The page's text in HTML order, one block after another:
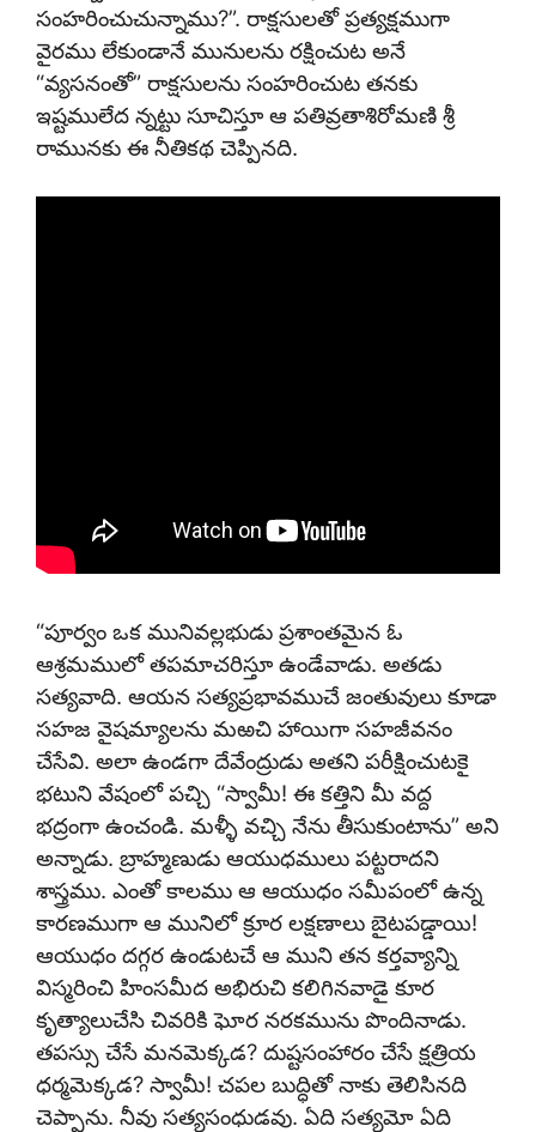
సంహరించుచున్నాము?”. రాక్షసులతో ప్రత్యక్షముగా
వైరము లేకుండానే మునులను రక్షించుట అనే
“వ్యసనంతో” రాక్షసులను సంహరించుట తనకు
ఇష్టములేద న్నట్టు సూచిస్తూ ఆ పతివ్రతాశిరోమణి శ్రీ
రామునకు ఈ నీతికథ చెప్పినది.
“పూర్వం ఒక మునివల్లభుడు ప్రశాంతమైన ఓ
ఆశ్రమములో తపమాచరిస్తూ ఉండేవాడు. అతడు
సత్యవాది. ఆయన సత్యప్రభావముచే జంతువులు కూడా
సహజ వైషమ్యాలను మఱచి హాయిగా సహజీవనం
చేసేవి. అలా ఉండగా దేవేంద్రుడు అతని పరీక్షించుటకై
భటుని వేషంలో పచ్చి “స్వామీ! ఈ కత్తిని మీ వద్ద
భద్రంగా ఉంచండి. మళ్ళీ వచ్చి నేను తీసుకుంటాను” అని
అన్నాడు. బ్రాహ్మణుడు ఆయుధములు పట్టరాదని
శాస్త్రము. ఎంతో కాలము ఆ ఆయుధం సమీపంలో ఉన్న
కారణముగా ఆ మునిలో క్రూర లక్షణాలు బైటపడ్డాయి!
ఆయుధం దగ్గర ఉండుటచే ఆ ముని తన కర్తవ్యాన్ని
విస్మరించి హింసమీద అభిరుచి కలిగినవాడై కూర
కృత్యాలుచేసి చివరికి ఘోర నరకమును పొందినాడు.
తపస్సు చేసే మనమెక్కడ? దుష్టసంహారం చేసే క్షత్రియ
ధర్మమెక్కడ? స్వామీ! చపల బుద్ధితో నాకు తెలిసినది
చెప్పాను. నీవు సత్యసంధుడవు. ఏది సత్యమో ఏది